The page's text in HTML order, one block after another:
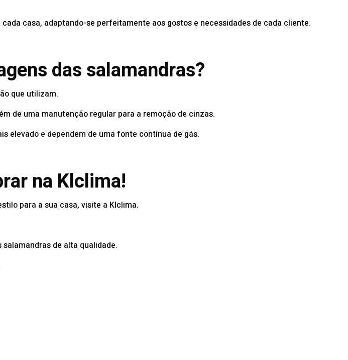
casa, adaptando-se perfeitamente aos gostos e necessidades de cada cliente.
das salamandras?
que utilizam.
de uma manutenção regular para a remoção de cinzas.
elevado e dependem de uma fonte contínua de gás.
na Klclima!
para a sua casa, visite a Klclima.
de alta qualidade.